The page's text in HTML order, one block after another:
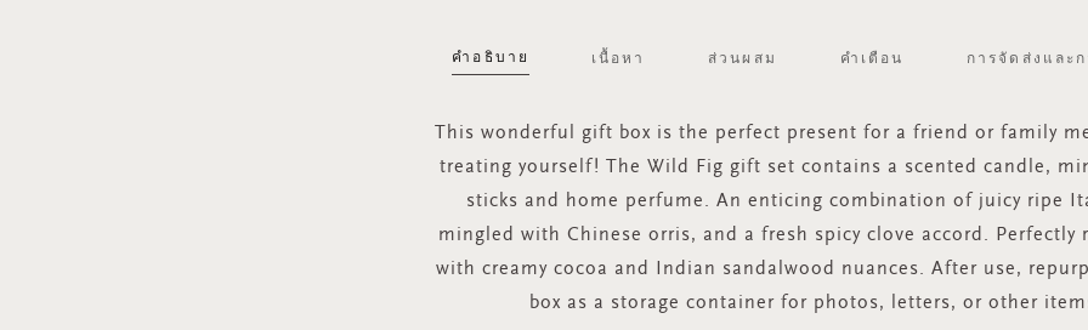
คำอธิบาย เนื้อหา ส่วนผสม คำเตือน การจัดส่งและ
This wonderful gift box is the perfect present for a friend or family
treating yourself! The Wild Fig gift set contains a scented candle,
sticks and home perfume. An enticing combination of juicy ripe
mingled with Chinese orris, and a fresh spicy clove accord. Perfectly
with creamy cocoa and Indian sandalwood nuances. After use,
box as a storage container for photos, letters, or other